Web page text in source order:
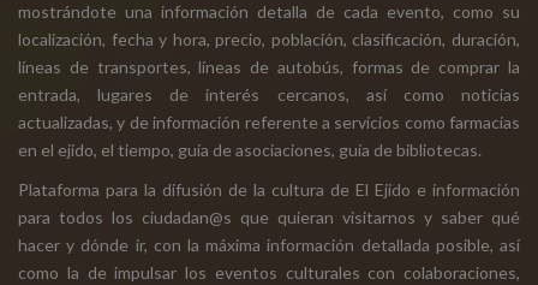
mostrándote una información detalla de cada evento, como su
localización, fecha y hora, precio, población, clasificación, duración,
líneas de transportes, líneas de autobús, formas de comprar la
entrada, lugares de interés cercanos, así como noticias
actualizadas, y de información referente a servicios como farmacias
en el ejido, el tiempo, guía de asociaciones, guía de bibliotecas.
Plataforma para la difusión de la cultura de El Ejido e información
para todos los ciudadan@s que quieran visitarnos y saber qué
hacer y dónde ir, con la máxima información detallada posible, así
como la de impulsar los eventos culturales con colaboraciones,